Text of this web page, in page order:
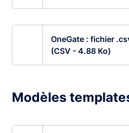
OneGate : fichier
(CSV - 4.88 Ko)
Modèles